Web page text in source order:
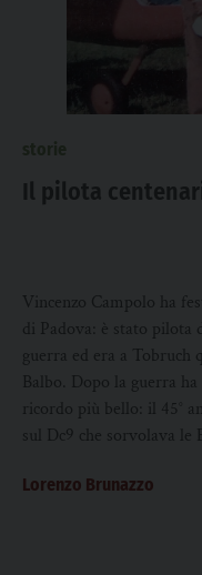
Il pilota
Vincenzo Campolo ha
di Padova: è stato pilota
guerra ed era a
Balbo. Dopo la guerra
ricordo più bello: il 45°
sul Dc9 che sorvolava le
Lorenzo Brunazzo